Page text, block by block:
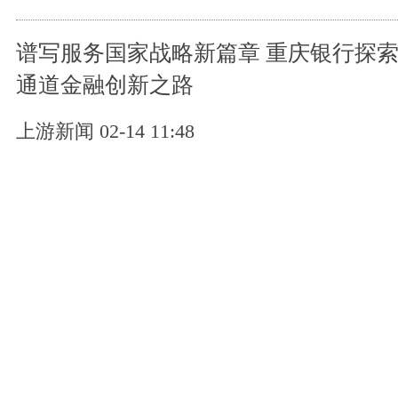
谱写服务国家战略新篇章 重庆银行探
通道金融创新之路
上游新闻 02-14 11:48